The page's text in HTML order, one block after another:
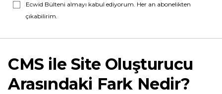
Ecwid Bülteni almayı kabul ediyorum. Her an abonelikten
çıkabilirim.
CMS ile Site Oluşturucu
Arasındaki Fark Nedir?